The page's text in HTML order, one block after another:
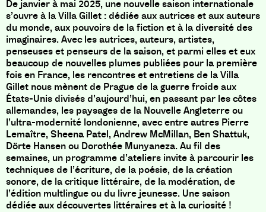
De janvier à mai 2025, une nouvelle saison internationale
s’ouvre à la Villa Gillet : dédiée aux autrices et aux auteurs
du monde, aux pouvoirs de la fiction et à la diversité des
imaginaires. Avec les autrices, auteurs, artistes,
penseuses et penseurs de la saison, et parmi elles et eux
beaucoup de nouvelles plumes publiées pour la première
fois en France, les rencontres et entretiens de la Villa
Gillet nous mènent de Prague de la guerre froide aux
États-Unis divisés d’aujourd’hui, en passant par les côtes
allemandes, les paysages de la Nouvelle Angleterre ou
l’ultra-modernité londonienne, avec entre autres Pierre
Lemaître, Sheena Patel, Andrew McMillan, Ben Shattuk,
Dörte Hansen ou Dorothée Munyaneza. Au fil des
semaines, un programme d’ateliers invite à parcourir les
techniques de l’écriture, de la poésie, de la création
sonore, de la critique littéraire, de la modération, de
l’édition multlingue ou du livre jeunesse. Une saison
dédiée aux découvertes littéraires et à la curiosité !